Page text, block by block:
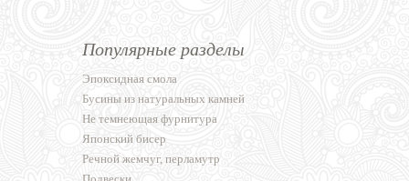
Популярные разделы
Эпоксидная смола
Бусины из натуральных камней
Не темнеющая фурнитура
Японский бисер
Речной жемчуг, перламутр